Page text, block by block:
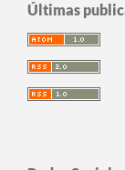
Últimas